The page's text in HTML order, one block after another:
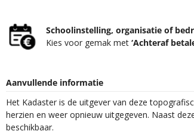
Schoolinstelling, organisatie of
Kies voor gemak met‘Achteraf
Aanvullende informatie
Het Kadaster is de uitgever van deze
herzien en weer opnieuw uitgegeven. Naast
beschikbaar.